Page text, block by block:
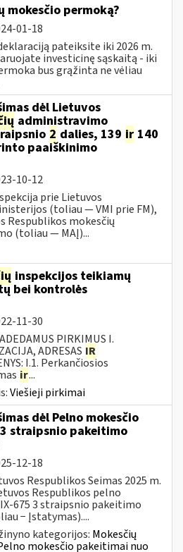
mokesčio permoką?
01-18
pateiksite iki 2026 m.
investicinę sąskaitą - iki
bus grąžinta ne vėliau
dėl Lietuvos
administravimo
2 dalies, 139 ir 140
paaiškinimo
10-12
prie Lietuvos
(toliau — VMI prie FM),
Respublikos mokesčių
(toliau — MAĮ)...
inspekcijos teikiamų
bei kontrolės
11-30
PIRKIMUS I.
ADRESAS IR
I.1. Perkančiosios
ir...
Viešieji pirkimai
dėl Pelno mokesčio
straipsnio pakeitimo
12-18
Respublikos Seimas 2025 m.
Respublikos pelno
675 3 straipsnio pakeitimo
− Įstatymas)....
kategorijos: Mokesčių
mokesčio pakeitimai nuo